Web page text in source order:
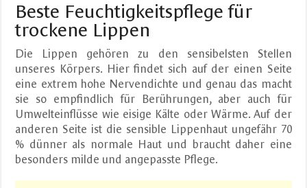
Beste Feuchtigkeitspflege für
trockene Lippen
Die Lippen gehören zu den sensibelsten Stellen
unseres Körpers. Hier findet sich auf der einen Seite
eine extrem hohe Nervendichte und genau das macht
sie so empfindlich für Berührungen, aber auch für
Umwelteinflüsse wie eisige Kälte oder Wärme. Auf der
anderen Seite ist die sensible Lippenhaut ungefähr 70
% dünner als normale Haut und braucht daher eine
besonders milde und angepasste Pflege.